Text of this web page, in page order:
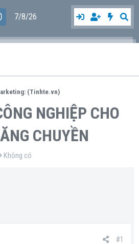
7/8/26
(Tinhte.vn)
NGHIỆP CHO
CHUYỀN
T
Không có
#1